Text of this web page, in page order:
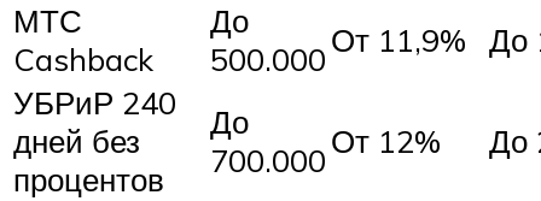
МТС
Cashback
До
500.000От 11,9%
До
УБРиР 240
дней без
процентов
До
700.000От 12% До